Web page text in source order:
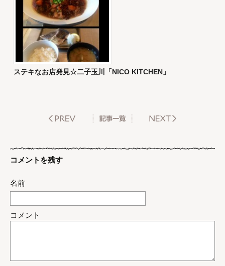
ステキなお店発見☆二子玉川「NICO KITCHEN」
コメントを残す
名前
コメント